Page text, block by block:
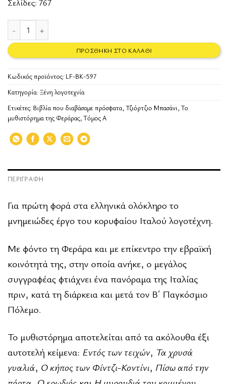
Σελίδες: 767
Το μυθιστόρημα της Φεράρας, Τόμος Α ποσότητα
ΠΡΟΣΘΉΚΗ ΣΤΟ ΚΑΛΆΘΙ
Κωδικός προϊόντος: LF-BK-597
Κατηγορία: Ξένη λογοτεχνία
Ετικέτες: Βιβλία που διαβάσαμε πρόσφατα, Τζιόρτζιο Μπασάνι,Το
μυθιστόρημα της Φεράρας,Τόμος Α
ΠΕΡΙΓΡΑΦΉ
Για πρώτη φορά στα ελληνικά ολόκληρο το
μνημειώδες έργο του κορυφαίου Ιταλού λογοτέχνη.
Με φόντο τη Φεράρα και με επίκεντρο την εβραϊκή
κοινότητά της, στην οποία ανήκε, ο μεγάλος
συγγραφέας φτιάχνει ένα πανόραμα της Ιταλίας
πριν, κατά τη διάρκεια και μετά τον Β΄ Παγκόσμιο
Πόλεμο.
Το μυθιστόρημα αποτελείται από τα ακόλουθα έξι
αυτοτελή κείμενα: Εντός των τειχών, Τα χρυσά
γυαλιά, Ο κήπος των Φίντζι-Κοντίνι, Πίσω από την